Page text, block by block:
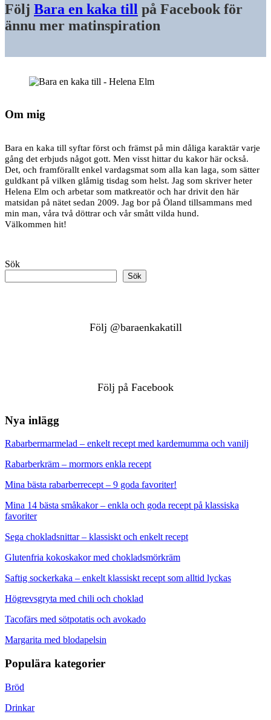
Följ Bara en kaka till på Facebook för
ännu mer matinspiration
Om mig
Bara en kaka till syftar först och främst på min dåliga karaktär varje
gång det erbjuds något gott. Men visst hittar du kakor här också.
Det, och framförallt enkel vardagsmat som alla kan laga, som sätter
guldkant på vilken glåmig tisdag som helst. Jag som skriver heter
Helena Elm och arbetar som matkreatör och har drivit den här
matsidan på nätet sedan 2009. Jag bor på Öland tillsammans med
min man, våra två döttrar och vår smått vilda hund.
Välkommen hit!
Sök
Sök
Följ @baraenkakatill
Följ på Facebook
Nya inlägg
Rabarbermarmelad – enkelt recept med kardemumma och vanilj
Rabarberkräm – mormors enkla recept
Mina bästa rabarberrecept – 9 goda favoriter!
Mina 14 bästa småkakor – enkla och goda recept på klassiska
favoriter
Sega chokladsnittar – klassiskt och enkelt recept
Glutenfria kokoskakor med chokladsmörkräm
Saftig sockerkaka – enkelt klassiskt recept som alltid lyckas
Högrevsgryta med chili och choklad
Tacofärs med sötpotatis och avokado
Margarita med blodapelsin
Populära kategorier
Bröd
Drinkar